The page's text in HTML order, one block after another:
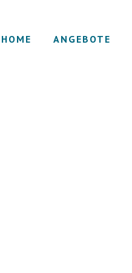
HOME ANGEBOTE